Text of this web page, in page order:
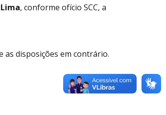
, conforme ofício SCC, a
as disposições em contrário.